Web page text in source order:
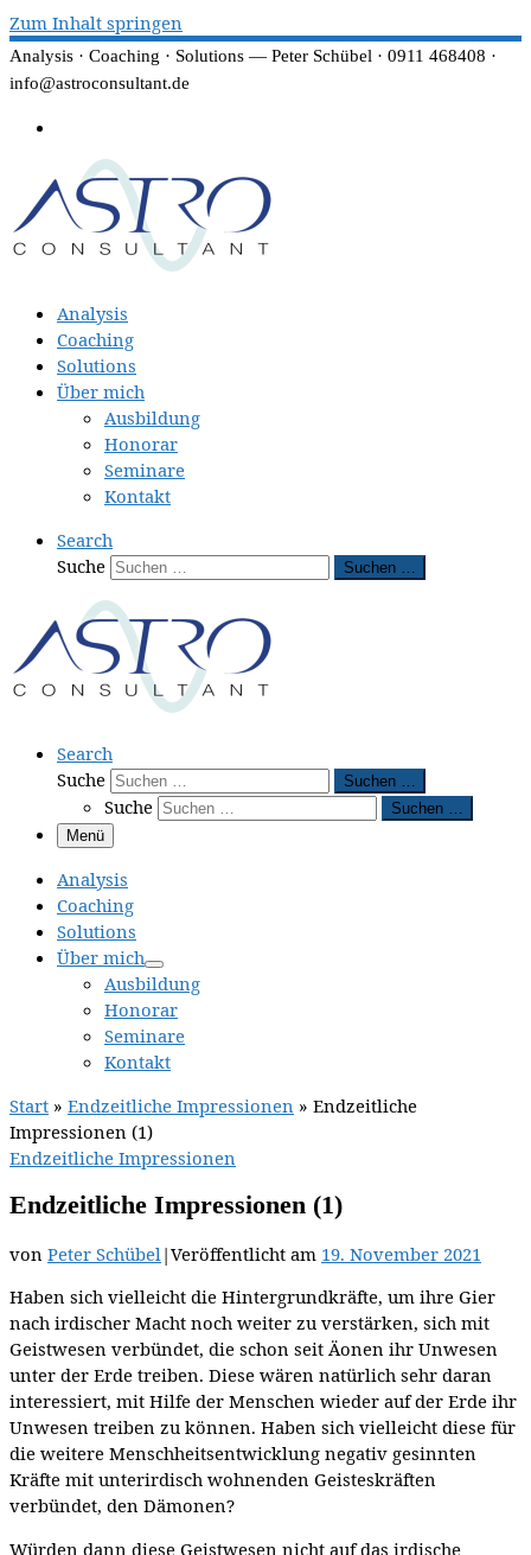
Zum Inhalt springen
Analysis · Coaching · Solutions — Peter Schübel · 0911 468408 ·
info@astroconsultant.de
Analysis
Coaching
Solutions
Über mich
Ausbildung
Honorar
Seminare
Kontakt
Search
Suche
Suchen …
Search
Suche
Suchen …
Suche
Suchen …
Menü
Analysis
Coaching
Solutions
Über mich
Ausbildung
Honorar
Seminare
Kontakt
Start » Endzeitliche Impressionen » Endzeitliche
Impressionen (1)
Endzeitliche Impressionen
Endzeitliche Impressionen (1)
von Peter Schübel |Veröffentlicht am 19. November 2021
Haben sich vielleicht die Hintergrundkräfte, um ihre Gier
nach irdischer Macht noch weiter zu verstärken, sich mit
Geistwesen verbündet, die schon seit Äonen ihr Unwesen
unter der Erde treiben. Diese wären natürlich sehr daran
interessiert, mit Hilfe der Menschen wieder auf der Erde ihr
Unwesen treiben zu können. Haben sich vielleicht diese für
die weitere Menschheitsentwicklung negativ gesinnten
Kräfte mit unterirdisch wohnenden Geisteskräften
verbündet, den Dämonen?
Würden dann diese Geistwesen nicht auf das irdische